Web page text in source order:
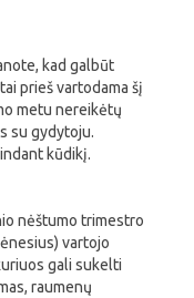
kad galbūt
prieš vartodama šį
metu nereikėtų
su gydytoju.
kūdikį.
nėštumo trimestro
vartojo
gali sukelti
raumenų